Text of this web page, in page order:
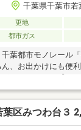
千葉県千葉市若
更地
都市ガス
千葉都市モノレール
、お出かけにも便
、コンビニなどの
く、暮らしやすさ
園、公園も身近に揃
。【LIFE】落ち着
区みつわ台３